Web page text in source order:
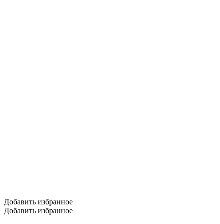
Добавить избранное
Добавить избранное